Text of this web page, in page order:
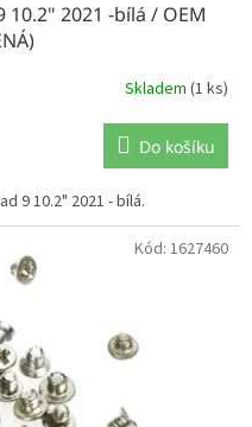
2021 -bílá / OEM
Skladem (1 ks)
Do košíku
9 10.2" 2021 - bílá.
Kód: 1627460